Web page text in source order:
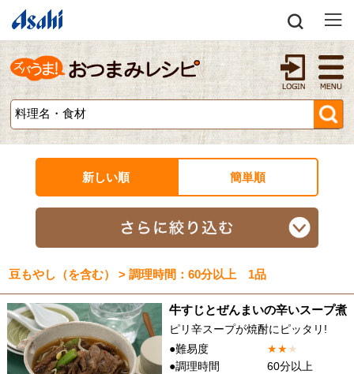
新しい順 簡単順
豆もやし（を含む） > 調理時間：60分以上 1品
牛すじとぜんまいの辛いスープ煮
ピリ辛スープが焼酎にピッタリ!
●難易度
★★★
●調理時間
60分以上